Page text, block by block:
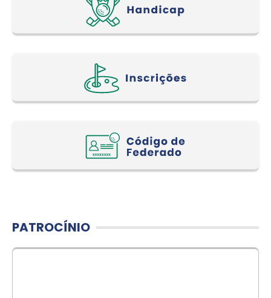
PATROCÍNIO